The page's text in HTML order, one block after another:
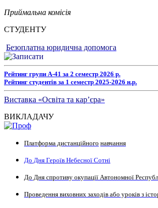
Приймальна комісія
СТУДЕНТУ
Безоплатна юридична допомога
Рейтинг групи А-41 за 2 семестр 2026 р.
Рейтинг студентів за 1 семестр 2025-2026 н.р.
Виставка «Освіта та кар’єра»
ВИКЛАДАЧУ
Платформа дистанційного навчання
До Дня Героїв Небесної Сотні
До Дня спротиву окупації Автономної
Проведення виховних заходів або уроків з